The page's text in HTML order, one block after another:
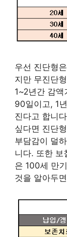
우선 진단형
지만 무진단
1~2년간 감
90일이고, 1
진다고 합니
싶다면 진단
부담감이 덜
니다. 또한 보
은 100세 만
것을 알아두